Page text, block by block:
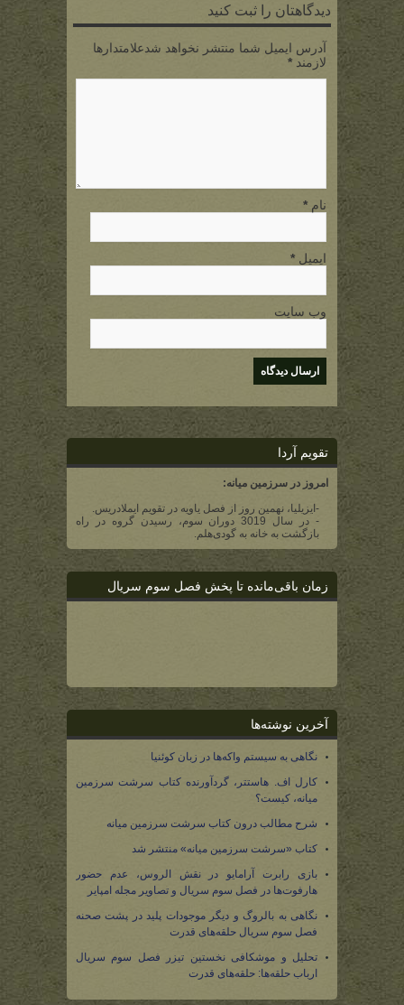
دیدگاهتان را ثبت کنید
آدرس ایمیل شما منتشر نخواهد شدعلامتدارها
لازمند *
نام *
ایمیل *
وب سایت
تقویم آردا
امروز در سرزمین میانه:
-ایزیلیا، نهمین روز از فصل یاویه در تقویم ایملادریس.
- در سال 3019 دوران سوم، رسیدن گروه در راه
بازگشت به خانه به گودی‌هلم.
زمان باقی‌مانده تا پخش فصل سوم سریال
آخرین نوشته‌ها
نگاهی به سیستم واکه‌ها در زبان کوئنیا
کارل اف. هاستتر، گردآورنده کتاب سرشت سرزمین
میانه، کیست؟
شرح مطالب درون کتاب سرشت سرزمین میانه
کتاب «سرشت سرزمین میانه» منتشر شد
بازی رابرت آرامایو در نقش الروس، عدم حضور
هارفوت‌ها در فصل سوم سریال و تصاویر مجله امپایر
نگاهی به بالروگ و دیگر موجودات پلید در پشت صحنه
فصل سوم سریال حلقه‌های قدرت
تحلیل و موشکافی نخستین تیزر فصل سوم سریال
ارباب حلقه‌ها: حلقه‌های قدرت